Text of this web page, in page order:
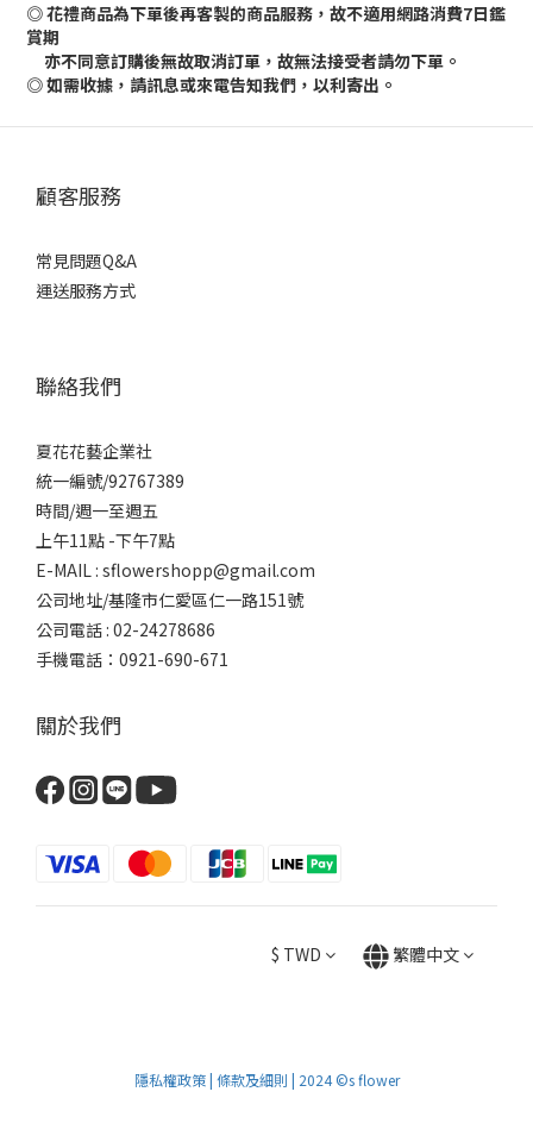
◎ 花禮商品為下單後再客製的商品服務，故不適用網路消費7日鑑
賞期
亦不同意訂購後無故取消訂單，故無法接受者請勿下單。
◎ 如需收據，請訊息或來電告知我們，以利寄出。
顧客服務
常見問題Q&A
運送服務方式
聯絡我們
夏花花藝企業社
統一編號/92767389
時間/週一至週五
上午11點 -下午7點
E-MAIL : sflowershopp@gmail.com
公司地址/基隆市仁愛區仁一路151號
公司電話 : 02-24278686
手機電話：0921-690-671
關於我們
$ TWD 繁體中文
隱私權政策 | 條款及細則 | 2024 ©s flower